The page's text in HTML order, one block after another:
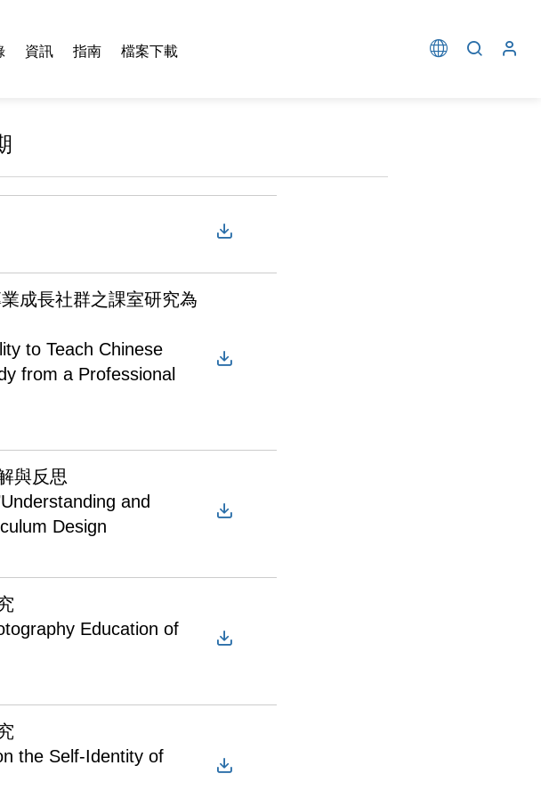
資訊 指南 檔案下載
成長社群之課室研究為
to Teach Chinese
from a Professional
與反思
and
Design
Education of
the Self-Identity of